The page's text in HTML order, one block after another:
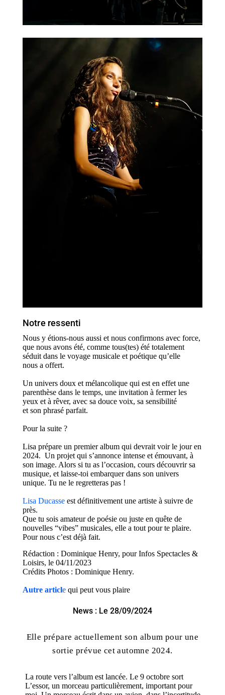
Notre ressenti
Nous y étions-nous aussi et nous confirmons avec force,
que nous avons été, comme tous(tes) été totalement
séduit dans le voyage musicale et poétique qu’elle
nous a offert.
Un univers doux et mélancolique qui est en effet une
parenthèse dans le temps, une invitation à fermer les
yeux et à rêver, avec sa douce voix, sa sensibilité
et son phrasé parfait.
Pour la suite ?
Lisa prépare un premier album qui devrait voir le jour en
2024. Un projet qui s’annonce intense et émouvant, à
son image. Alors si tu as l’occasion, cours découvrir sa
musique, et laisse-toi embarquer dans son univers
unique. Tu ne le regretteras pas !
Lisa Ducasseest définitivement une artiste à suivre de
près.
Que tu sois amateur de poésie ou juste en quête de
nouvelles “vibes” musicales, elle a tout pour te plaire.
Pour nous c’est déjà fait.
Rédaction : Dominique Henry, pour Infos Spectacles &
Loisirs, le 04/11/2023
Crédits Photos : Dominique Henry.
Autre articlequi peut vous plaire
News : Le 28/09/2024
Elle prépare actuellement son album pour une
sortie prévue cet automne 2024.
La route vers l’album est lancée. Le 9 octobre sort
L’essor, un morceau particulièrement, important pour